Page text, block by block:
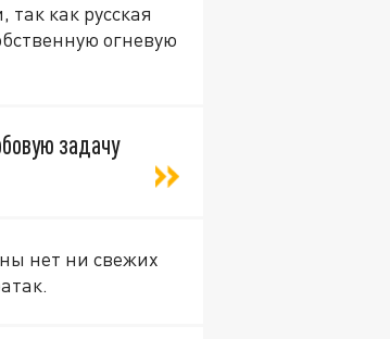
как русская
огневую
задачу
нет ни свежих